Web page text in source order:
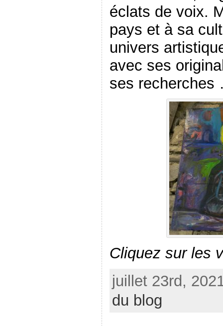
éclats de voix.
pays et à sa
univers
avec ses
ses
Cliquez sur les
juillet 23rd,
du blog